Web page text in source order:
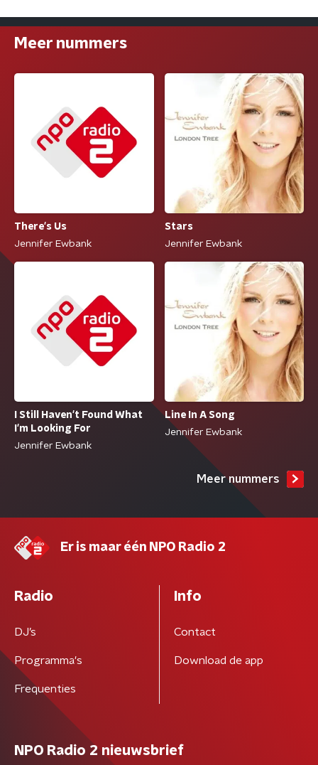
Meer nummers
There's Us
Jennifer Ewbank
Stars
Jennifer Ewbank
I Still Haven't Found What
I'm Looking For
Jennifer Ewbank
Line In A Song
Jennifer Ewbank
Meer nummers
Er is maar één NPO Radio 2
Radio
DJ’s
Programma's
Frequenties
Info
Contact
Download de app
NPO Radio 2 nieuwsbrief